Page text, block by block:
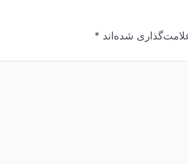
شده‌اند *